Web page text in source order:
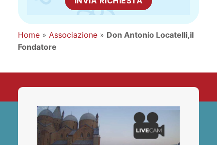
Home » Associazione » Don Antonio Locatelli,il
Fondatore